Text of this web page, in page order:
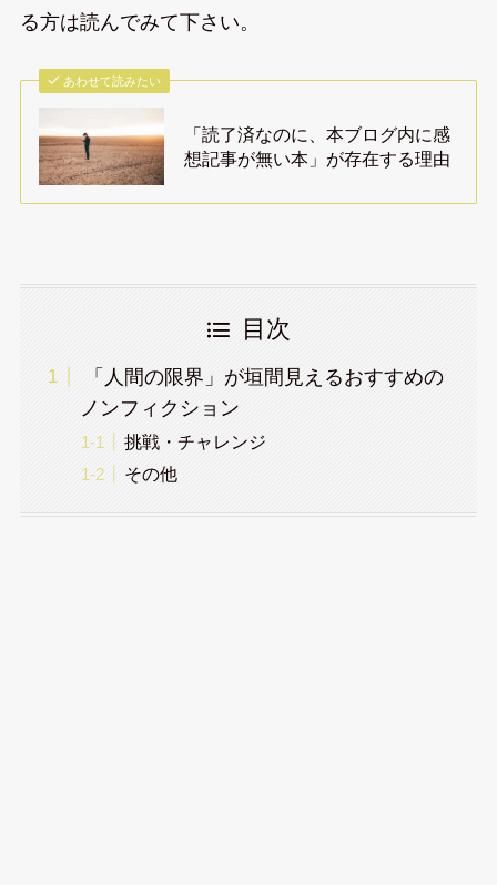
る方は読んでみて下さい。
あわせて読みたい
「読了済なのに、本ブログ内に感
想記事が無い本」が存在する理由
目次
「人間の限界」が垣間見えるおすすめの
ノンフィクション
挑戦・チャレンジ
その他